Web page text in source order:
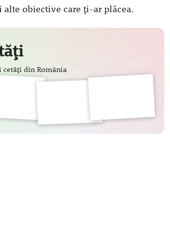
obiective care ți-ar plăcea.
cetăți din România